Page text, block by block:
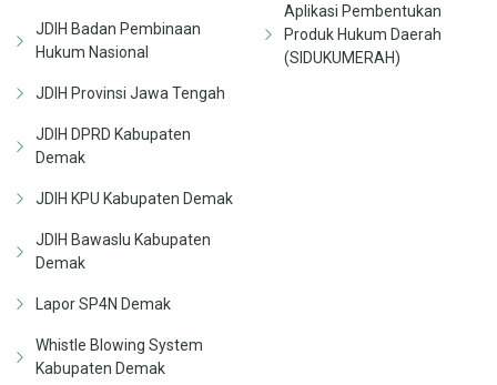
JDIH Badan Pembinaan
Hukum Nasional
JDIH Provinsi Jawa Tengah
JDIH DPRD Kabupaten
Demak
JDIH KPU Kabupaten Demak
JDIH Bawaslu Kabupaten
Demak
Lapor SP4N Demak
Whistle Blowing System
Kabupaten Demak
Aplikasi Pembentukan
Produk Hukum Daerah
(SIDUKUMERAH)